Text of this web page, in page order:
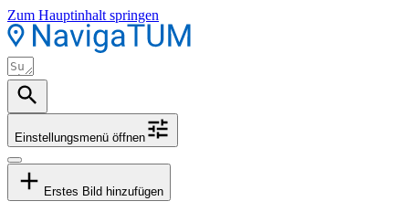
Zum Hauptinhalt springen
Einstellungsmenü öffnen
Erstes Bild hinzufügen